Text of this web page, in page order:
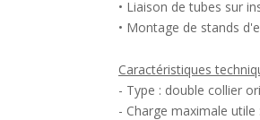
• Liaison de tubes sur
• Montage de stands
Caractéristiques
- Type : double collier
- Charge maximale utile